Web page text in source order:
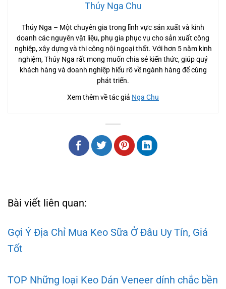
Thúy Nga Chu
Thúy Nga – Một chuyên gia trong lĩnh vực sản xuất và kinh
doanh các nguyên vật liệu, phụ gia phục vụ cho sản xuất công
nghiệp, xây dựng và thi công nội ngoại thất. Với hơn 5 năm kinh
nghiệm, Thúy Nga rất mong muốn chia sẻ kiến thức, giúp quý
khách hàng và doanh nghiệp hiểu rõ về ngành hàng để cùng
phát triển.
Xem thêm về tác giả Nga Chu
Bài viết liên quan:
Gợi Ý Địa Chỉ Mua Keo Sữa Ở Đâu Uy Tín, Giá
Tốt
TOP Những loại Keo Dán Veneer dính chắc bền